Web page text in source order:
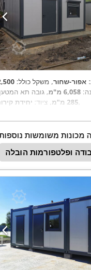
אפור-שחור, משקל כולל:
6,058 מ"מ
, גובה תא
285 מ"מ
, ציוד: יחידת ,
מכונות משומשות
ופלטפורמות הובלה